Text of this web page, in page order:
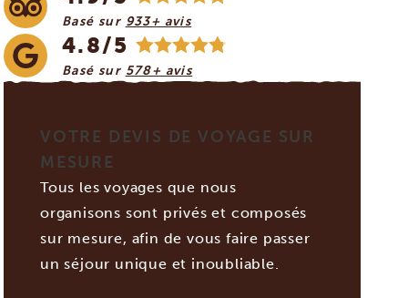
Basé sur 933+ avis
4.8/5
Basé sur 578+ avis
VOTRE DEVIS DE VOYAGE SUR
MESURE
Tous les voyages que nous
organisons sont privés et composés
sur mesure, afin de vous faire passer
un séjour unique et inoubliable.